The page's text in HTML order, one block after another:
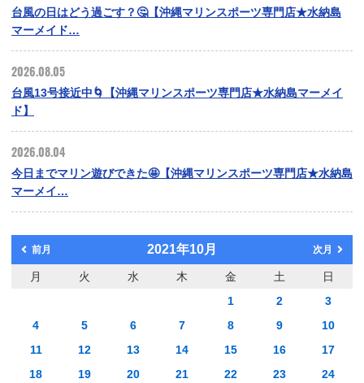
台風の日はどう過ごす？🤔【沖縄マリンスポーツ専門店★水納島
マーメイド…
2026.08.05
台風13号接近中🌀【沖縄マリンスポーツ専門店★水納島マーメイ
ド】
2026.08.04
今日までマリン遊びできた🤩【沖縄マリンスポーツ専門店★水納島
マーメイ…
前月 2021年10月 次月
月 火 水 木 金 土
日
1
2
3
4
5 6 7 8 9
10
11
12 13 14 15 16
17
18
19 20 21 22 23 24